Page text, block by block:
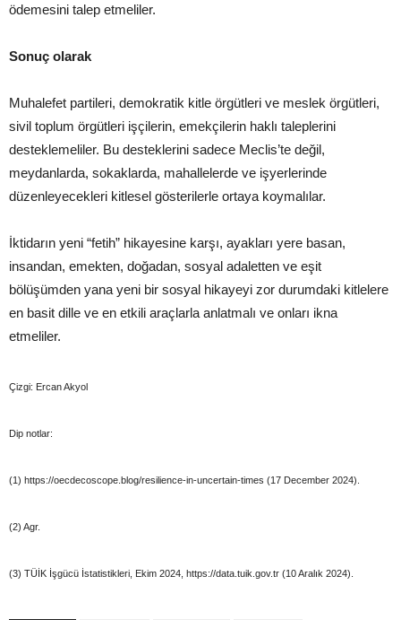
ödemesini talep etmeliler.
Sonuç olarak
Muhalefet partileri, demokratik kitle örgütleri ve meslek örgütleri,
sivil toplum örgütleri işçilerin, emekçilerin haklı taleplerini
desteklemeliler. Bu desteklerini sadece Meclis’te değil,
meydanlarda, sokaklarda, mahallelerde ve işyerlerinde
düzenleyecekleri kitlesel gösterilerle ortaya koymalılar.
İktidarın yeni “fetih” hikayesine karşı, ayakları yere basan,
insandan, emekten, doğadan, sosyal adaletten ve eşit
bölüşümden yana yeni bir sosyal hikayeyi zor durumdaki kitlelere
en basit dille ve en etkili araçlarla anlatmalı ve onları ikna
etmeliler.
Çizgi: Ercan Akyol
Dip notlar:
(1) https://oecdecoscope.blog/resilience-in-uncertain-times (17 December 2024).
(2) Agr.
(3) TÜİK İşgücü İstatistikleri, Ekim 2024, https://data.tuik.gov.tr (10 Aralık 2024).